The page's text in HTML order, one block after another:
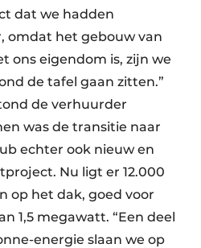
dat we hadden
omdat het gebouw van
ons eigendom is, zijn we
de tafel gaan zitten.”
de verhuurder
was de transitie naar
echter ook nieuw en
Nu ligt er 12.000
op het dak, goed voor
1,5 megawatt. “Een deel
energie slaan we op